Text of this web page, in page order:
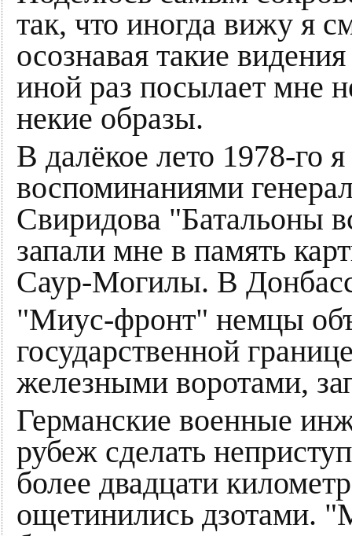
так, что иногда вижу я
осознавая такие
иной раз посылает мне
некие образы.
В далёкое лето 1978-го
воспоминаниями
Свиридова "Батальоны
запали мне в память
Саур-Могилы. В
"Миус-фронт" немцы
государственной
железными воротами,
Германские военные
рубеж сделать
более двадцати
ощетинились дзотами.